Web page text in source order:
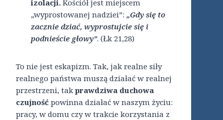
izolacji. Kościół jest miejscem
„wyprostowanej nadziei”: „Gdy się to
zacznie dziać, wyprostujcie się i
podnieście głowy”. (Łk 21,28)
To nie jest eskapizm. Tak, jak realne siły
realnego państwa muszą działać w realnej
przestrzeni, tak prawdziwa duchowa
czujność powinna działać w naszym życiu:
pracy, w domu czy w trakcie korzystania z